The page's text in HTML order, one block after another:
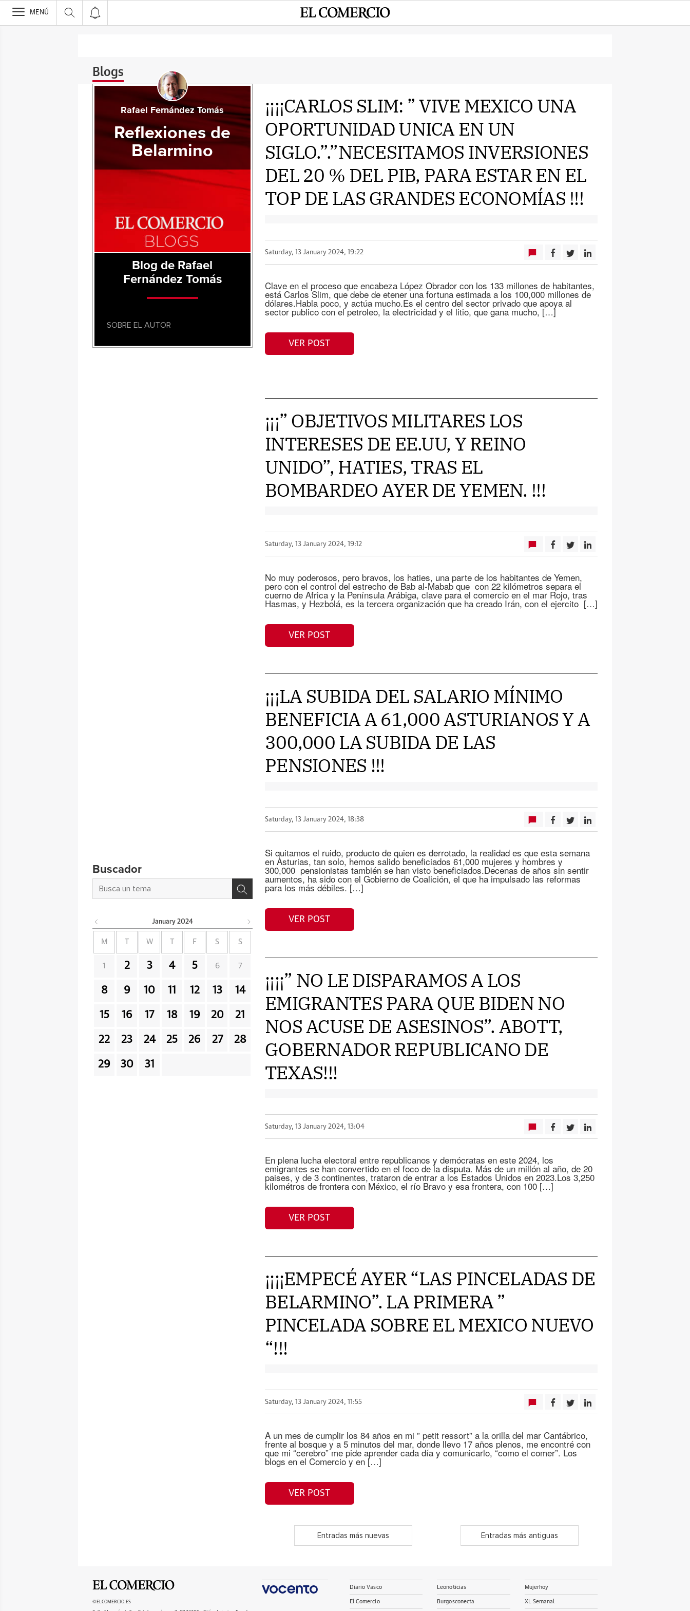
>
MENÚ
Blogs
¡¡¡¡CARLOS SLIM: ” VIVE MEXICO UNA
OPORTUNIDAD UNICA EN UN
SIGLO.”.”NECESITAMOS INVERSIONES
DEL 20 % DEL PIB, PARA ESTAR EN EL
TOP DE LAS GRANDES ECONOMÍAS !!!
Saturday, 13 January 2024, 19:22
Clave en el proceso que encabeza López Obrador con los 133 millones de habitantes,
está Carlos Slim, que debe de etener una fortuna estimada a los 100,000 millones de
dólares.Habla poco, y actúa mucho.Es el centro del sector privado que apoya al
sector publico con el petroleo, la electricidad y el litio, que gana mucho, […]
VER POST
¡¡¡” OBJETIVOS MILITARES LOS
INTERESES DE EE.UU, Y REINO
UNIDO”, HATIES, TRAS EL
BOMBARDEO AYER DE YEMEN. !!!
Saturday, 13 January 2024, 19:12
No muy poderosos, pero bravos, los haties, una parte de los habitantes de Yemen,
pero con el control del estrecho de Bab al-Mabab que con 22 kilómetros separa el
cuerno de Africa y la Península Arábiga, clave para el comercio en el mar Rojo, tras
Hasmas, y Hezbolá, es la tercera organización que ha creado Irán, con el ejercito […]
VER POST
¡¡¡LA SUBIDA DEL SALARIO MÍNIMO
BENEFICIA A 61,000 ASTURIANOS Y A
300,000 LA SUBIDA DE LAS
PENSIONES !!!
Saturday, 13 January 2024, 18:38
Si quitamos el ruido, producto de quien es derrotado, la realidad es que esta semana
en Asturias, tan solo, hemos salido beneficiados 61,000 mujeres y hombres y
300,000 pensionistas también se han visto beneficiados.Decenas de años sin sentir
aumentos, ha sido con el Gobierno de Coalición, el que ha impulsado las reformas
para los más débiles. […]
VER POST
¡¡¡¡” NO LE DISPARAMOS A LOS
EMIGRANTES PARA QUE BIDEN NO
NOS ACUSE DE ASESINOS”. ABOTT,
GOBERNADOR REPUBLICANO DE
TEXAS!!!
Saturday, 13 January 2024, 13:04
En plena lucha electoral entre republicanos y demócratas en este 2024, los
emigrantes se han convertido en el foco de la disputa. Más de un millón al año, de 20
paises, y de 3 continentes, trataron de entrar a los Estados Unidos en 2023.Los 3,250
kilométros de frontera con México, el río Bravo y esa frontera, con 100 […]
VER POST
¡¡¡¡EMPECÉ AYER “LAS PINCELADAS DE
BELARMINO”. LA PRIMERA ”
PINCELADA SOBRE EL MEXICO NUEVO
“!!!
Saturday, 13 January 2024, 11:55
A un mes de cumplir los 84 años en mi ” petit ressort” a la orilla del mar Cantábrico,
frente al bosque y a 5 minutos del mar, donde llevo 17 años plenos, me encontré con
que mi “cerebro” me pide aprender cada día y comunicarlo, “como el comer”. Los
blogs en el Comercio y en […]
VER POST
Entradas más nuevas Entradas más antiguas
Rafael Fernández Tomás
Reflexiones de
Belarmino
Blog de Rafael
Fernández Tomás
SOBRE EL AUTOR
Buscador
January 2024
M W F S S
1 2 3 4 5 6 7
8 9 10 11 12 13 14
15 16 17 18 19 20 21
22 23 24 25 26 27 28
29 30 31
©ELCOMERCIO.ES
Diario Vasco
El Comercio
Leonoticias
Burgosconecta
Mujerhoy
XL Semanal